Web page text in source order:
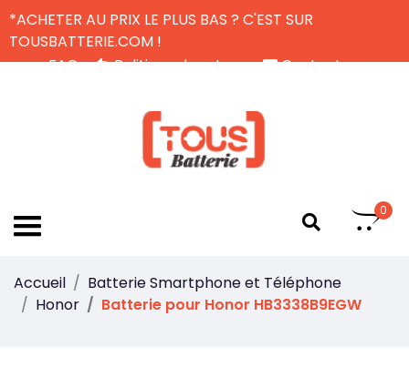
*ACHETER AU PRIX LE PLUS BAS ? C'EST SUR
TOUSBATTERIE.COM !
FAQ
Politique de retour
Contactez-nous
0
Accueil
Batterie Smartphone et Téléphone
Honor
Batterie pour Honor HB3338B9EGW